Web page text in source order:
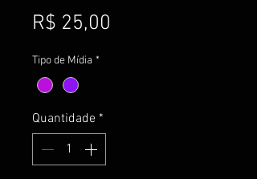
R$ 25,00
Tipo de Mídia *
Quantidade *